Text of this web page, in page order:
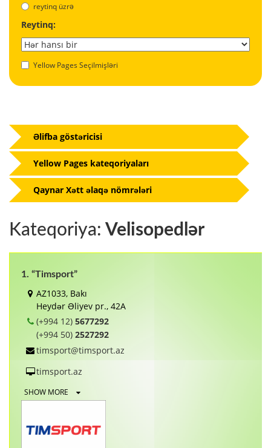
reytinq üzrə
Reytinq:
Yellow Pages Seçilmişləri
Kateqoriya: Velisopedlər
1. “Timsport”
AZ1033, Bakı
Heydər Əliyev pr., 42A
(+994 12) 5677292
(+994 50) 2527292
timsport@timsport.az
timsport.az
SHOW MORE
Əlifba göstəricisi
Yellow Pages kateqoriyaları
Qaynar Xətt əlaqə nömrələri